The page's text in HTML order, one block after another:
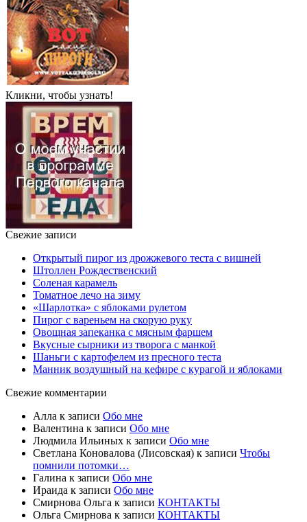
Кликни, чтобы узнать!
Свежие записи
Открытый пирог из дрожжевого теста с вишней
Штоллен Рождественский
Соленая карамель
Томатное лечо на зиму
«Шарлотка» с яблоками рулетом
Пирог с вареньем на скорую руку
Овощная запеканка с мясным фаршем
Вкусные сырники из творога с манкой
Шаньги с картофелем из пресного теста
Манник воздушный на кефире с курагой и яблоками
Свежие комментарии
Алла к записи Обо мне
Валентина к записи Обо мне
Людмила Ильиных к записи Обо мне
Светлана Коновалова (Лисовская) к записи Чтобы
помнили потомки…
Галина к записи Обо мне
Ираида к записи Обо мне
Смирнова Ольга к записи КОНТАКТЫ
Ольга Смирнова к записи КОНТАКТЫ